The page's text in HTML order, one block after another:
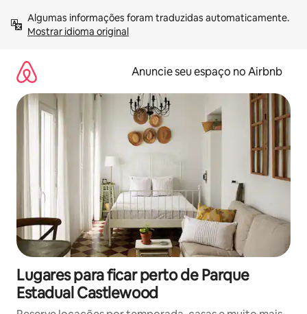
para
Mostrar idioma original
Anuncie seu espaço no Airbnb
Lugares para ficar perto de Parque
Estadual Castlewood